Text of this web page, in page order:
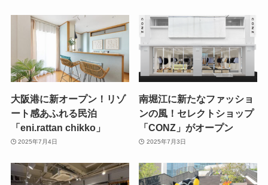
大阪港に新オープン！リゾ
ート感あふれる民泊
「eni.rattan chikko」
2025年7月4日
南堀江に新たなファッショ
ンの風！セレクトショップ
「CONZ」がオープン
2025年7月3日